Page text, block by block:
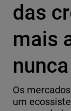
das
mais
nunca
Os
um